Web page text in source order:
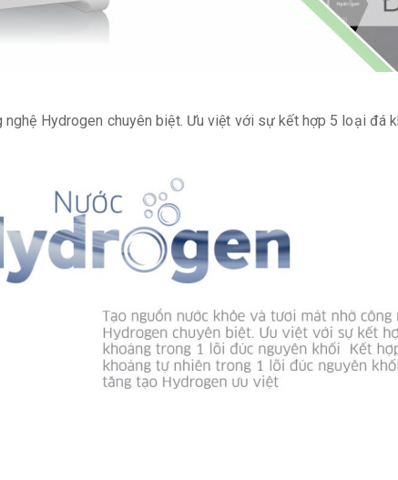
Hydrogen chuyên biệt. Ưu việt với sự kết hợp 5 loại